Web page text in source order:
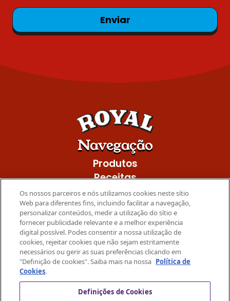
Enviar
Navegação
Produtos
Receitas
Promo
Mondelez International
Privacidade
Cookies
Termos
Para mais inspiração
Os nossos parceiros e nós utilizamos cookies neste sítio
Web para diferentes fins, incluindo facilitar a navegação,
personalizar conteúdos, medir a utilização do sítio e
fornecer publicidade relevante e a melhor experiência
digital possível. Podes consentir a nossa utilização de
cookies, rejeitar cookies que não sejam estritamente
necessários ou gerir as suas preferências clicando em
"Definição de cookies". Saiba mais na nossa Política de
Cookies.
Definições de Cookies